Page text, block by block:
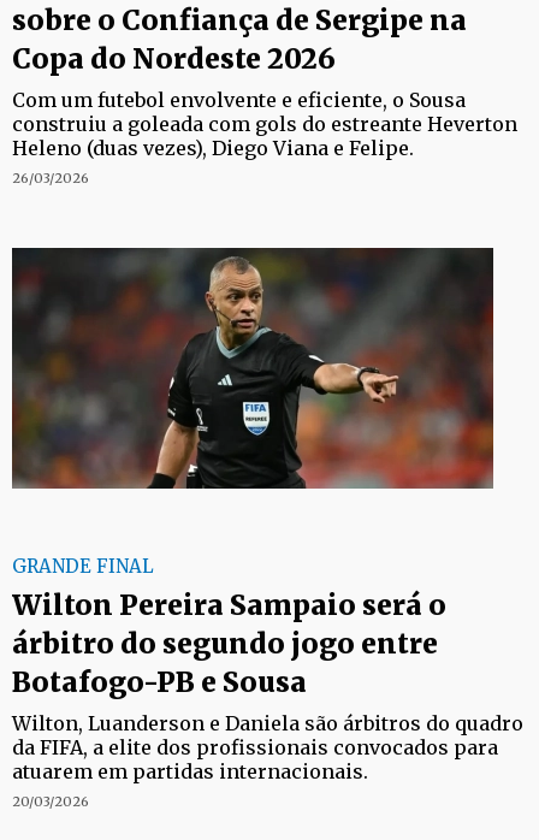
sobre o Confiança de Sergipe na
Copa do Nordeste 2026
Com um futebol envolvente e eficiente, o Sousa
construiu a goleada com gols do estreante Heverton
Heleno (duas vezes), Diego Viana e Felipe.
26/03/2026
GRANDE FINAL
Wilton Pereira Sampaio será o
árbitro do segundo jogo entre
Botafogo-PB e Sousa
Wilton, Luanderson e Daniela são árbitros do quadro
da FIFA, a elite dos profissionais convocados para
atuarem em partidas internacionais.
20/03/2026